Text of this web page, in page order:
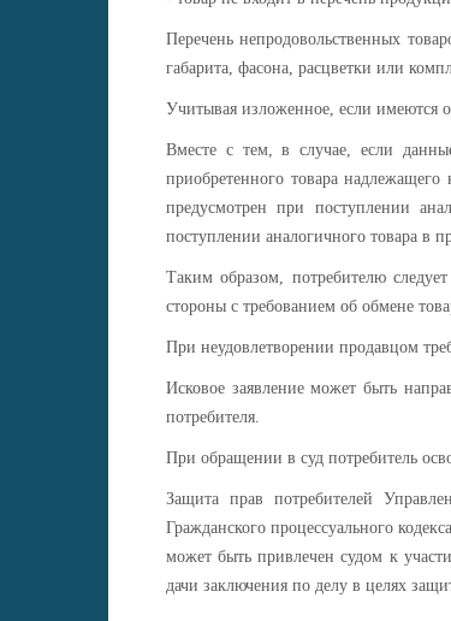
Перечень непродовольственных
габарита, фасона, расцветки или
Учитывая изложенное, если имеются
Вместе с тем, в случае, если
приобретенного товара
предусмотрен при поступлении
поступлении аналогичного товара в
Таким образом, потребителю
стороны с требованием об обмене
При неудовлетворении продавцом
Исковое заявление может быть
потребителя.
При обращении в суд потребитель
Защита прав потребителей
Гражданского процессуального
может быть привлечен судом к
дачи заключения по делу в целях